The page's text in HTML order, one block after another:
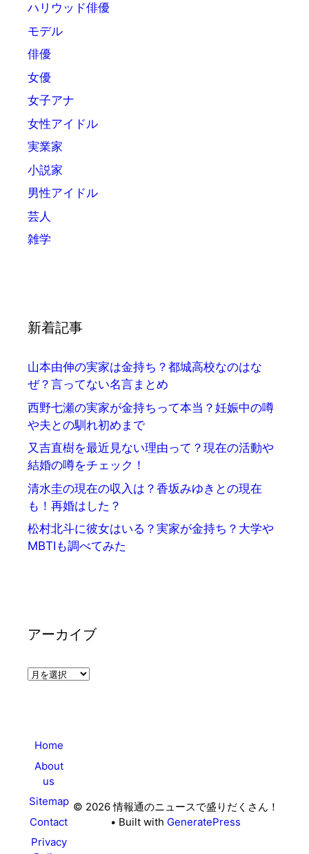
ハリウッド俳優
モデル
俳優
女優
女子アナ
女性アイドル
実業家
小説家
男性アイドル
芸人
雑学
新着記事
山本由伸の実家は金持ち？都城高校なのはな
ぜ？言ってない名言まとめ
西野七瀬の実家が金持ちって本当？妊娠中の噂
や夫との馴れ初めまで
又吉直樹を最近見ない理由って？現在の活動や
結婚の噂をチェック！
清水圭の現在の収入は？香坂みゆきとの現在
も！再婚はした？
松村北斗に彼女はいる？実家が金持ち？大学や
MBTIも調べてみた
アーカイブ
ア
ブHome
About
us
Sitemap
Contact
Privacy
© 2026 情報通のニュースで盛りだくさん！
• Built with GeneratePress